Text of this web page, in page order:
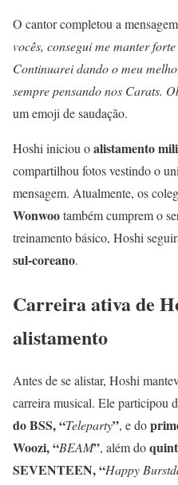
O cantor completou a
vocês, consegui me manter
Continuarei dando o meu
sempre pensando nos Carats.
um emoji de saudação.
Hoshi iniciou oalistamento
compartilhou fotos vestindo o
mensagem. Atualmente, os
Wonwootambém cumprem o
treinamento básico, Hoshi
sul-coreano.
Carreira ativa de
alistamento
Antes de se alistar, Hoshi
carreira musical. Ele participou
do BSS, “Teleparty”, e do
Woozi, “BEAM”, além do
SEVENTEEN, “Happy